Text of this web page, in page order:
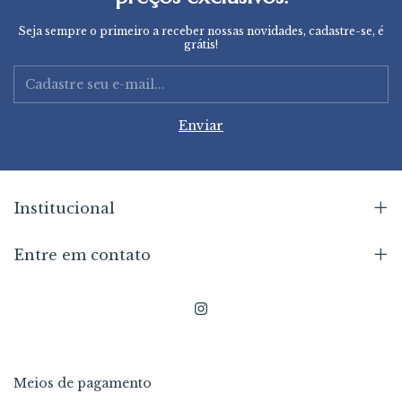
Seja sempre o primeiro a receber nossas novidades, cadastre-se, é
grátis!
Institucional
Entre em contato
Meios de pagamento